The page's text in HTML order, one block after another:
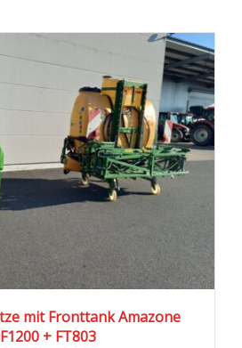
mit Fronttank Amazone
+ FT803